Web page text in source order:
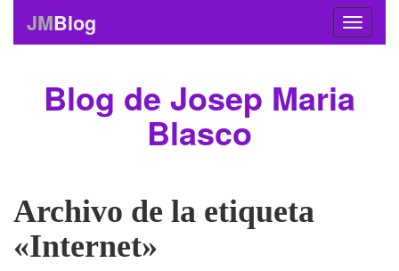
JMBlog
Blog de Josep Maria
Blasco
Archivo de la etiqueta
«Internet»